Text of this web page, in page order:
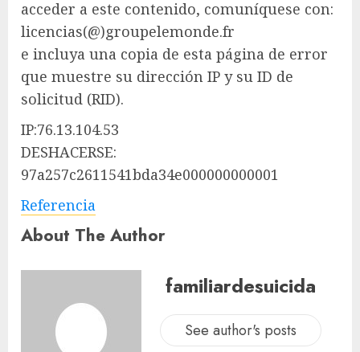
acceder a este contenido, comuníquese con:
licencias(@)groupelemonde.fr
e incluya una copia de esta página de error
que muestre su dirección IP y su ID de
solicitud (RID).
IP:76.13.104.53
DESHACERSE:
97a257c2611541bda34e000000000001
Referencia
About The Author
familiardesuicida
See author's posts